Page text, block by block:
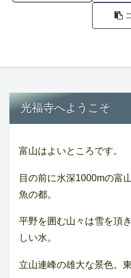
光福寺へようこそ
富山はよいところです。
目の前に水深1000mの富
魚の都。
平野を囲む山々は雪を頂
しい水。
立山連峰の雄大な景色。